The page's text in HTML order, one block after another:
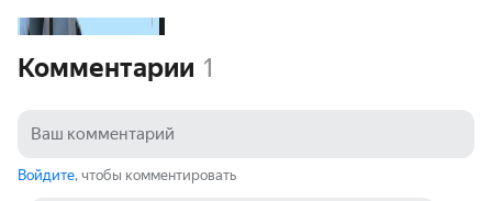
Комментарии 1
Войдите, чтобы комментировать